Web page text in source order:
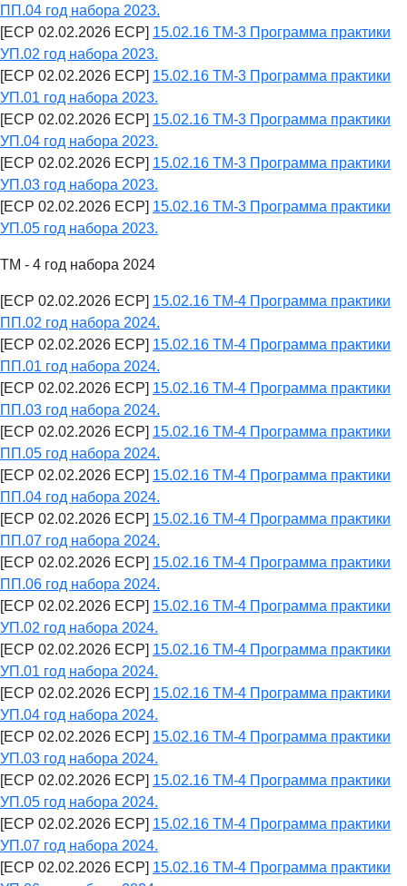
ПП.04 год набора 2023.
[ECP 02.02.2026 ECP] 15.02.16 ТМ-3 Программа практики
УП.02 год набора 2023.
[ECP 02.02.2026 ECP] 15.02.16 ТМ-3 Программа практики
УП.01 год набора 2023.
[ECP 02.02.2026 ECP] 15.02.16 ТМ-3 Программа практики
УП.04 год набора 2023.
[ECP 02.02.2026 ECP] 15.02.16 ТМ-3 Программа практики
УП.03 год набора 2023.
[ECP 02.02.2026 ECP] 15.02.16 ТМ-3 Программа практики
УП.05 год набора 2023.
ТМ - 4 год набора 2024
[ECP 02.02.2026 ECP] 15.02.16 ТМ-4 Программа практики
ПП.02 год набора 2024.
[ECP 02.02.2026 ECP] 15.02.16 ТМ-4 Программа практики
ПП.01 год набора 2024.
[ECP 02.02.2026 ECP] 15.02.16 ТМ-4 Программа практики
ПП.03 год набора 2024.
[ECP 02.02.2026 ECP] 15.02.16 ТМ-4 Программа практики
ПП.05 год набора 2024.
[ECP 02.02.2026 ECP] 15.02.16 ТМ-4 Программа практики
ПП.04 год набора 2024.
[ECP 02.02.2026 ECP] 15.02.16 ТМ-4 Программа практики
ПП.07 год набора 2024.
[ECP 02.02.2026 ECP] 15.02.16 ТМ-4 Программа практики
ПП.06 год набора 2024.
[ECP 02.02.2026 ECP] 15.02.16 ТМ-4 Программа практики
УП.02 год набора 2024.
[ECP 02.02.2026 ECP] 15.02.16 ТМ-4 Программа практики
УП.01 год набора 2024.
[ECP 02.02.2026 ECP] 15.02.16 ТМ-4 Программа практики
УП.04 год набора 2024.
[ECP 02.02.2026 ECP] 15.02.16 ТМ-4 Программа практики
УП.03 год набора 2024.
[ECP 02.02.2026 ECP] 15.02.16 ТМ-4 Программа практики
УП.05 год набора 2024.
[ECP 02.02.2026 ECP] 15.02.16 ТМ-4 Программа практики
УП.07 год набора 2024.
[ECP 02.02.2026 ECP] 15.02.16 ТМ-4 Программа практики